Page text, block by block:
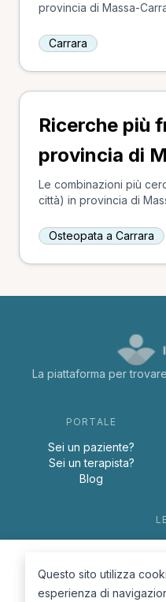
provincia di Massa-
Carrara
Ricerche più
provincia di
Le combinazioni più
città) in provincia di
Osteopata a Carrara
La piattaforma per
PORTALE
Sei un paziente?
Sei un terapista?
Blog
Questo sito utilizza
esperienza di